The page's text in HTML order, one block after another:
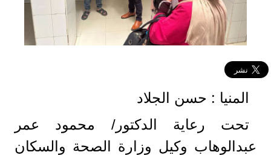
المنيا : حسن الجلاد
تحت رعاية الدكتور/ محمود عمر
عبدالوهاب وكيل وزارة الصحة والسكان